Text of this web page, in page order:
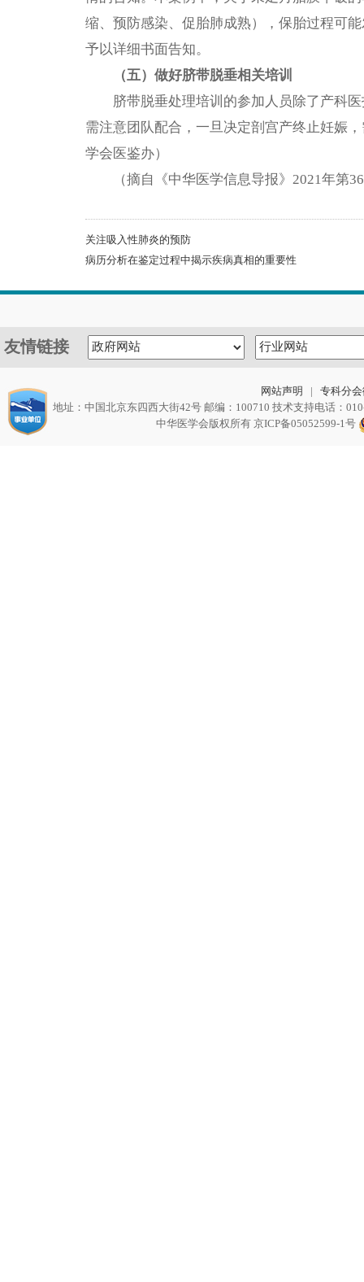
缩、预防感染、促胎肺成熟），保胎过程可
予以详细书面告知。
（五）做好脐带脱垂相关培训
脐带脱垂处理培训的参加人员除了产科
需注意团队配合，一旦决定剖宫产终止妊娠
学会医鉴办）
（摘自《中华医学信息导报》2021年第
关注吸入性肺炎的预防
病历分析在鉴定过程中揭示疾病真相的重要性
友情链接
网站声明 | 专科分
地址：中国北京东四西大街42号 邮编：100710 技术支持电话：
中华医学会版权所有 京ICP备05052599-1号